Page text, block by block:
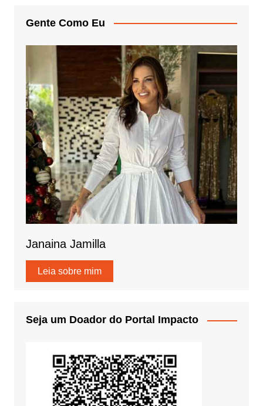
Gente Como Eu
Janaina Jamilla
Leia sobre mim
Seja um Doador do Portal Impacto